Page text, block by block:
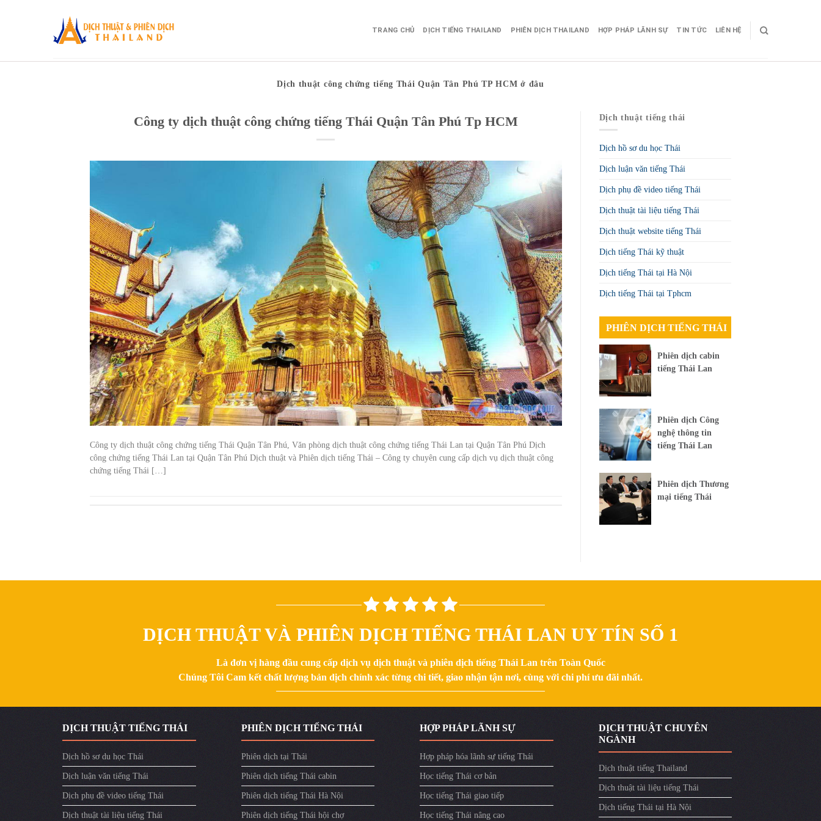
TRANG CHỦ DỊCH TIẾNG THAILAND PHIÊN DỊCH THAILAND HỢP PHÁP LÃNH SỰ TIN TỨC LIÊN HỆ
Dịch thuật công chứng tiếng Thái Quận Tân Phú TP HCM ở đâu
Công ty dịch thuật công chứng tiếng Thái Quận Tân Phú Tp HCM
Công ty dịch thuật công chứng tiếng Thái Quận Tân Phú, Văn phòng dịch thuật công chứng tiếng Thái Lan tại Quận Tân Phú Dịch
công chứng tiếng Thái Lan tại Quận Tân Phú Dịch thuật và Phiên dịch tiếng Thái – Công ty chuyên cung cấp dịch vụ dịch thuật công
chứng tiếng Thái […]
Dịch thuật tiếng thái
Dịch hồ sơ du học Thái
Dịch luận văn tiếng Thái
Dịch phụ đề video tiếng Thái
Dịch thuật tài liệu tiếng Thái
Dịch thuật website tiếng Thái
Dịch tiếng Thái kỹ thuật
Dịch tiếng Thái tại Hà Nội
Dịch tiếng Thái tại Tphcm
PHIÊN DỊCH TIẾNG THÁI
Phiên dịch cabin
tiếng Thái Lan
Phiên dịch Công
nghệ thông tin
tiếng Thái Lan
Phiên dịch Thương
mại tiếng Thái
DỊCH THUẬT VÀ PHIÊN DỊCH TIẾNG THÁI LAN UY TÍN SỐ 1
Là đơn vị hàng đầu cung cấp dịch vụ dịch thuật và phiên dịch tiếng Thái Lan trên Toàn Quốc
Chúng Tôi Cam kết chất lượng bản dịch chính xác từng chi tiết, giao nhận tận nơi, cùng với chi phí ưu đãi nhất.
DỊCH THUẬT TIẾNG THÁI
Dịch hồ sơ du học Thái
Dịch luận văn tiếng Thái
Dịch phụ đề video tiếng Thái
Dịch thuật tài liệu tiếng Thái
PHIÊN DỊCH TIẾNG THÁI
Phiên dịch tại Thái
Phiên dịch tiếng Thái cabin
Phiên dịch tiếng Thái Hà Nội
Phiên dịch tiếng Thái hội chợ
HỢP PHÁP LÃNH SỰ
Hợp pháp hóa lãnh sự tiếng Thái
Học tiếng Thái cơ bản
Học tiếng Thái giao tiếp
Học tiếng Thái nâng cao
DỊCH THUẬT CHUYÊN
NGÀNH
Dịch thuật tiếng Thailand
Dịch thuật tài liệu tiếng Thái
Dịch tiếng Thái tại Hà Nội